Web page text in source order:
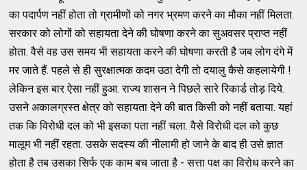
का पदार्पण नहीं होता तो ग्रामीणों को नगर भ्रमण करने का मौका नहीं मिलता.
सरकार को लोगों को सहायता देने की घोषणा करने का सुअवसर प्राप्त नहीं
होता. वैसे वह उस समय भी सहायता करने की घोषणा करती है जब लोग दंगे में
मर जाते हैं. पहले से ही सुरक्षात्मक कदम उठा देगी तो दयालु कैसे कहलायेगी !
लेकिन इस बार ऐसा नहीं हुआ. राज्य शासन ने पिछले सारे रिकार्ड तोड़ दिये.
उसने अकालग्रस्त क्षेत्र को सहायता देने की बात किसी को नहीं बताया. यहां
तक कि विरोधी दल को भी इसका पता नहीं चला. वैसे विरोधी दल को कुछ
मालूम भी नहीं रहता. उसके सदस्य की नीलामी हो जाने के बाद ही उसे ज्ञात
होता है तब उसका सिर्फ एक काम बच जाता है - सत्ता पक्ष का विरोध करने का